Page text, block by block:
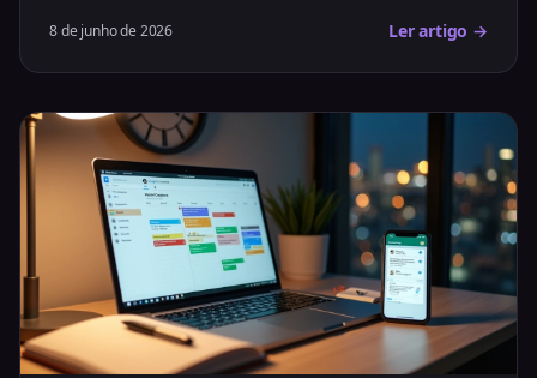
8 de junho de 2026 Ler artigo →